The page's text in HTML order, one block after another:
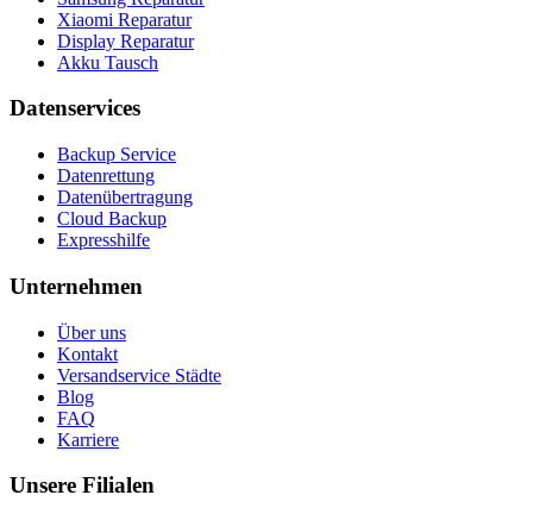
Xiaomi Reparatur
Display Reparatur
Akku Tausch
Datenservices
Backup Service
Datenrettung
Datenübertragung
Cloud Backup
Expresshilfe
Unternehmen
Über uns
Kontakt
Versandservice Städte
Blog
FAQ
Karriere
Unsere Filialen